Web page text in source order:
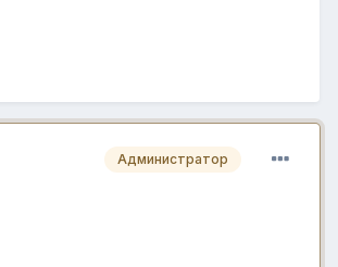
Администратор